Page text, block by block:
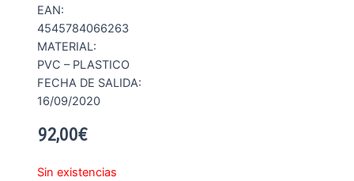
EAN:
4545784066263
MATERIAL:
PVC – PLASTICO
FECHA DE SALIDA:
16/09/2020
92,00€
Sin existencias